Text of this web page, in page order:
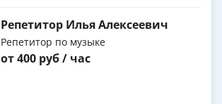
Репетитор Илья Алексеевич
Репетитор по музыке
от 400 руб / час